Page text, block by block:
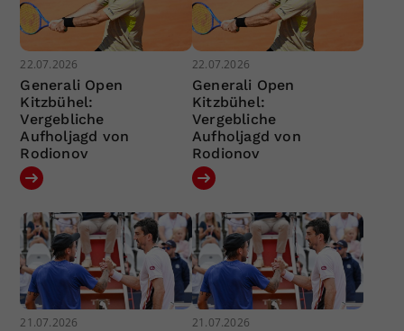
22.07.2026
Generali Open
Kitzbühel:
Vergebliche
Aufholjagd von
Rodionov
22.07.2026
Generali Open
Kitzbühel:
Vergebliche
Aufholjagd von
Rodionov
21.07.2026 21.07.2026